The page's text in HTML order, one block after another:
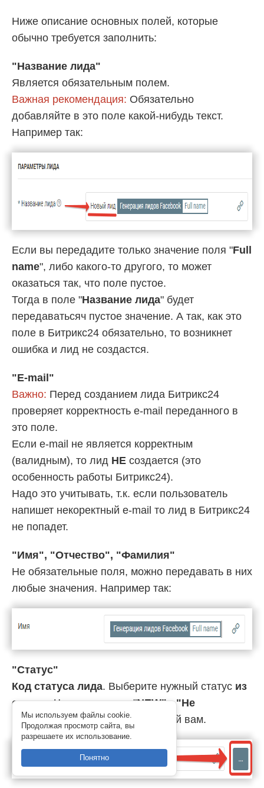
Ниже описание основных полей, которые
обычно требуется заполнить:
"Название лида"
Является обязательным полем.
Важная рекомендация: Обязательно
добавляйте в это поле какой-нибудь текст.
Например так:
Если вы передадите только значение поля "Full
name", либо какого-то другого, то может
оказаться так, что поле пустое.
Тогда в поле "Название лида" будет
передаватьсяч пустое значение. А так, как это
поле в Битрикс24 обязательно, то возникнет
ошибка и лид не создастся.
"E-mail"
Важно: Перед созданием лида Битрикс24
проверяет корректность e-mail переданного в
это поле.
Если e-mail не является корректным
(валидным), то лид НЕ создается (это
особенность работы Битрикс24).
Надо это учитывать, т.к. если пользователь
напишет некоректный e-mail то лид в Битрикс24
не попадет.
"Имя", "Отчество", "Фамилия"
Не обязательные поля, можно передавать в них
любые значения. Например так:
"Статус"
Код статуса лида. Выберите нужный статус из
списка. Чаще всего это "NEW" - "Не
обработан", либо другой, нужный вам.
Мы используем файлы cookie.
Продолжая просмотр сайта, вы
разрешаете их использование.
Понятно